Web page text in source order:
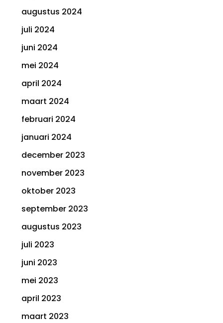
augustus 2024
juli 2024
juni 2024
mei 2024
april 2024
maart 2024
februari 2024
januari 2024
december 2023
november 2023
oktober 2023
september 2023
augustus 2023
juli 2023
juni 2023
mei 2023
april 2023
maart 2023